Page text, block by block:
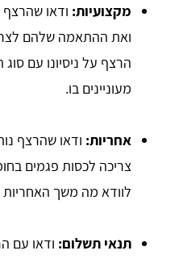
מקצועיות: ודאו שהרצף
ואת ההתאמה שלהם
הרצף על ניסיונו עם
מעוניינים בו.
אחריות: ודאו שהרצף
צריכה לכסות פגמים
לוודא מה משך
תנאי תשלום: ודאו עם